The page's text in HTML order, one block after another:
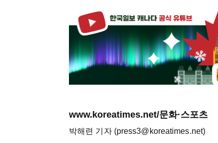
www.koreatimes.net/문화·스포츠
박해련 기자 (press3@koreatimes.net)